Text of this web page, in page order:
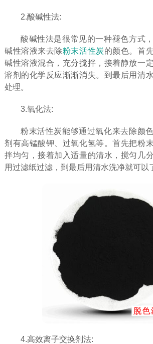
2.酸碱性法:
酸碱性法是很常见的一种褪色方式
碱性溶液来去除粉末活性炭的颜色。首
碱性溶液混合，充分搅拌，接着静放一
溶剂的化学反应渐渐消失。到最后用清
处理。
3.氧化法:
粉末活性炭能够通过氧化来去除颜
剂有高锰酸钾、过氧化氢等。首先把粉
拌均匀，接着加入适量的清水，搅匀几
用过滤纸过滤，到最后用清水洗净就可以
4.高效离子交换剂法: